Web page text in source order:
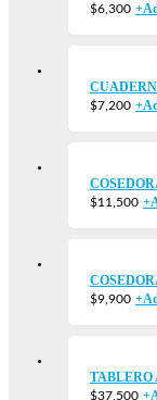
$6,300 +
$7,200 +
$11,500 +
$9,900 +
TABLERO
$37,500 +